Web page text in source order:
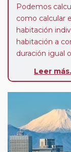
Podemos
como calcular
habitación
habitación a
duración igual
Pasajero Club:
nuestro Club
tras rellenar el
o los que
descuento del
Leer